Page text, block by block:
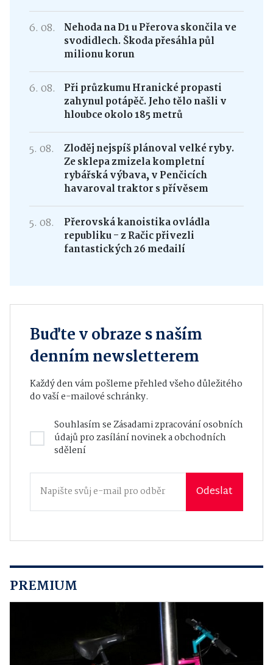
6. 08.
Nehoda na D1 u Přerova skončila ve
svodidlech. Škoda přesáhla půl
milionu korun
6. 08.
Při průzkumu Hranické propasti
zahynul potápěč. Jeho tělo našli v
hloubce okolo 185 metrů
5. 08.
Zloděj nejspíš plánoval velké ryby.
Ze sklepa zmizela kompletní
rybářská výbava, v Penčicích
havaroval traktor s přívěsem
5. 08.
Přerovská kanoistika ovládla
republiku - z Račic přivezli
fantastických 26 medailí
Buďte v obraze s naším
denním newsletterem
Každý den vám pošleme přehled všeho důležitého
do vaší e-mailové schránky.
Souhlasím seZásadami zpracování osobních
údajůpro zasílání novinek a obchodních
sdělení
Odeslat
PREMIUM